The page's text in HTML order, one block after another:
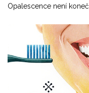
Opalescence není